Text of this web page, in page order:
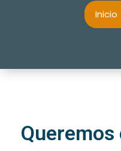
Inicio